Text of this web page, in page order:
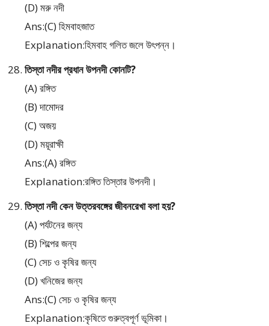
(D) মরু নদী
Ans:(C) হিমবাহজাত
Explanation:হিমবাহ গলিত জলে উৎপন্ন।
তিস্তা নদীর প্রধান উপনদী কোনটি?
(A) রঙ্গিত
(B) দামোদর
(C) অজয়
(D) ময়ূরাক্ষী
Ans:(A) রঙ্গিত
Explanation:রঙ্গিত তিস্তার উপনদী।
তিস্তা নদী কেন উত্তরবঙ্গের জীবনরেখা বলা হয়?
(A) পর্যটনের জন্য
(B) শিল্পের জন্য
(C) সেচ ও কৃষির জন্য
(D) খনিজের জন্য
Ans:(C) সেচ ও কৃষির জন্য
Explanation:কৃষিতে গুরুত্বপূর্ণ ভূমিকা।